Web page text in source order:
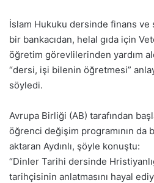
İslam Hukuku dersinde finans
bir bankacıdan, helal gıda için
öğretim görevlilerinden yardım
“dersi, işi bilenin öğretmesi”
söyledi.
Avrupa Birliği (AB) tarafından
öğrenci değişim programının da
aktaran Aydınlı, şöyle konuştu:
“Dinler Tarihi dersinde
tarihçisinin anlatmasını hayal